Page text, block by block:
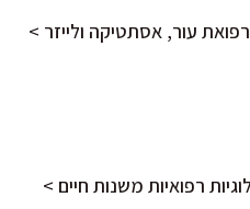
עור, אסתטיקה ולייזר >